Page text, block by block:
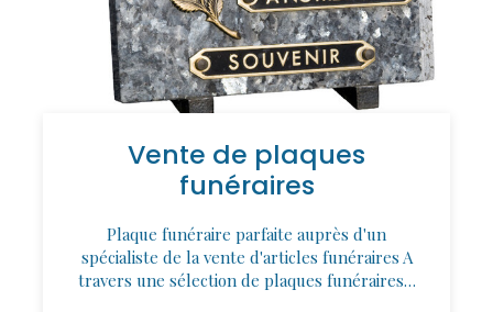
Vente de plaques
funéraires
Plaque funéraire parfaite auprès d'un
spécialiste de la vente d'articles funéraires A
travers une sélection de plaques funéraires…